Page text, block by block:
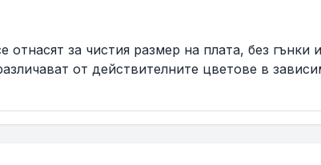
за чистия размер на плата, без
от действителните цветове в